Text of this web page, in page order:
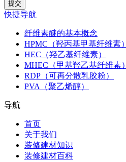
快捷导航
纤维素醚的基本概念
HPMC（羟丙基甲基纤维素）
HEC（羟乙基纤维素）
MHEC（甲基羟乙基纤维素）
RDP（可再分散乳胶粉）
PVA（聚乙烯醇）
导航
首页
关于我们
装修建材知识
装修建材百科